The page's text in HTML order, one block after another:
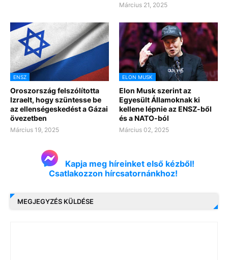
Március 21, 2025
ENSZ
Oroszország felszólította
Izraelt, hogy szüntesse be
az ellenségeskedést a Gázai
övezetben
Március 19, 2025
ELON MUSK
Elon Musk szerint az
Egyesült Államoknak ki
kellene lépnie az ENSZ-ből
és a NATO-ból
Március 02, 2025
Kapja meg híreinket első kézből!
Csatlakozzon hírcsatornánkhoz!
MEGJEGYZÉS KÜLDÉSE